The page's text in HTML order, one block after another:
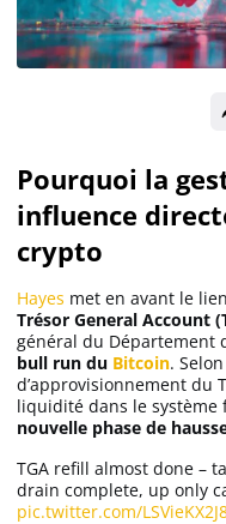
Ethereum
Dogecoin
Binance
Trading
C’est quoi ?
Meilleur
Pourquoi la
influence
crypto
Hayes met en avant le
Trésor General Account
général du Département
bull run du Bitcoin.
d’approvisionnement du
liquidité dans le système
nouvelle phase de
TGA refill almost done –
drain complete, up only
pic.twitter.com/